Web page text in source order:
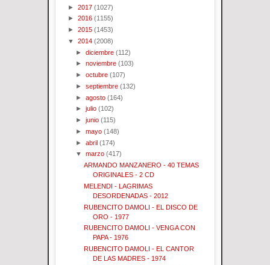
► 2017 (1027)
► 2016 (1155)
► 2015 (1453)
▼ 2014 (2008)
►diciembre (112)
►noviembre (103)
►octubre (107)
►septiembre (132)
►agosto (164)
►julio (102)
►junio (115)
►mayo (148)
►abril (174)
▼marzo (417)
ARMANDO MANZANERO - 40 TEMAS
ORIGINALES - 2 CD
MELENDI - LAGRIMAS
DESORDENADAS - 2012
RUBENCITO DAMOLI - EL DISCO DE
ORO - 1977
RUBENCITO DAMOLI - VENGA CON
PAPA - 1976
RUBENCITO DAMOLI - EL CANTOR
DE LAS MADRES - 1974